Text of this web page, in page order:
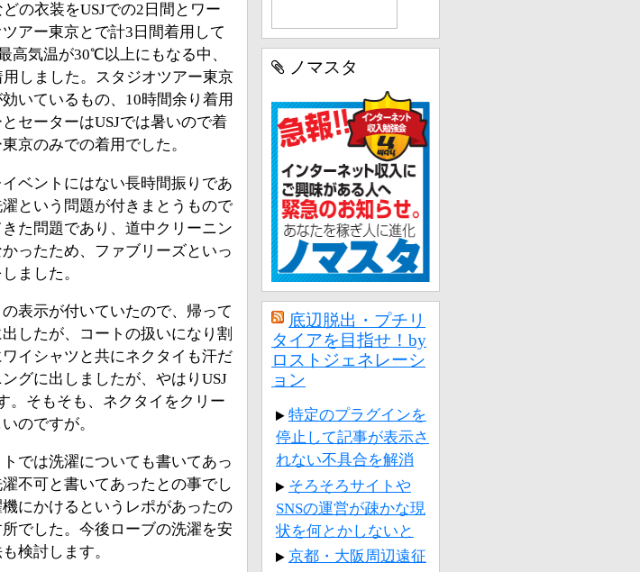
の衣装をUSJでの2日間とワー
アー東京とで計3日間着用して
高気温が30℃以上にもなる中、
しました。スタジオツアー東京
いているもの、10時間余り着用
セーターはUSJでは暑いので着
京のみでの着用でした。
ベントにはない長時間振りであ
という問題が付きまとうもので
た問題であり、道中クリーニン
ったため、ファブリーズといっ
ました。
表示が付いていたので、帰って
したが、コートの扱いになり割
イシャツと共にネクタイも汗だ
グに出しましたが、やはりUSJ
。そもそも、ネクタイをクリー
のですが。
では洗濯についても書いてあっ
不可と書いてあったとの事でし
にかけるというレポがあったの
でした。今後ローブの洗濯を安
検討します。
ノマスタ
底辺脱出・プチリ
タイアを目指せ！by
ロストジェネレーシ
ョン
特定のプラグインを
停止して記事が表示さ
れない不具合を解消
そろそろサイトや
SNSの運営が疎かな現
状を何とかしないと
京都・大阪周辺遠征